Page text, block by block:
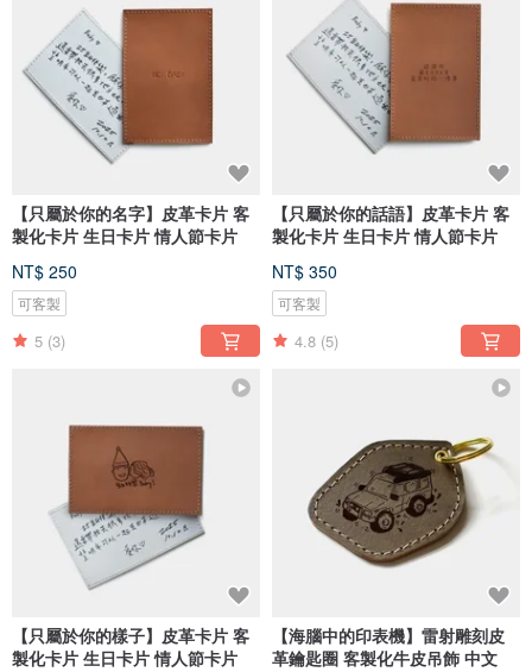
【只屬於你的名字】皮革卡片 客
製化卡片 生日卡片 情人節卡片
NT$ 250
可客製
5 (3)
【只屬於你的話語】皮革卡片 客
製化卡片 生日卡片 情人節卡片
NT$ 350
可客製
4.8 (5)
【只屬於你的樣子】皮革卡片 客
製化卡片 生日卡片 情人節卡片
【海腦中的印表機】雷射雕刻皮
革鑰匙圈 客製化牛皮吊飾 中文